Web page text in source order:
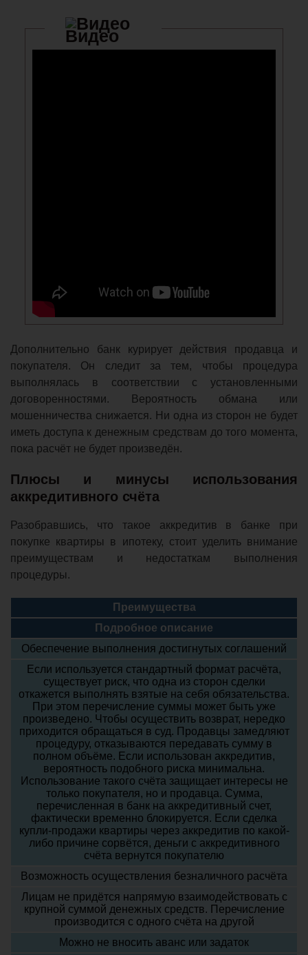
Видео
Дополнительно банк курирует действия продавца и
покупателя. Он следит за тем, чтобы процедура
выполнялась в соответствии с установленными
договоренностями. Вероятность обмана или
мошенничества снижается. Ни одна из сторон не будет
иметь доступа к денежным средствам до того момента,
пока расчёт не будет произведён.
Плюсы и минусы использования
аккредитивного счёта
Разобравшись, что такое аккредитив в банке при
покупке квартиры в ипотеку, стоит уделить внимание
преимуществам и недостаткам выполнения
процедуры.
Преимущества
Подробное описание
Обеспечение выполнения достигнутых соглашений
Если используется стандартный формат расчёта,
существует риск, что одна из сторон сделки
откажется выполнять взятые на себя обязательства.
При этом перечисление суммы может быть уже
произведено. Чтобы осуществить возврат, нередко
приходится обращаться в суд. Продавцы замедляют
процедуру, отказываются передавать сумму в
полном объёме. Если использован аккредитив,
вероятность подобного риска минимальна.
Использование такого счёта защищает интересы не
только покупателя, но и продавца. Сумма,
перечисленная в банк на аккредитивный счет,
фактически временно блокируется. Если сделка
купли-продажи квартиры через аккредитив по какой-
либо причине сорвётся, деньги с аккредитивного
счёта вернутся покупателю
Возможность осуществления безналичного расчёта
Лицам не придётся напрямую взаимодействовать с
крупной суммой денежных средств. Перечисление
производится с одного счёта на другой
Можно не вносить аванс или задаток